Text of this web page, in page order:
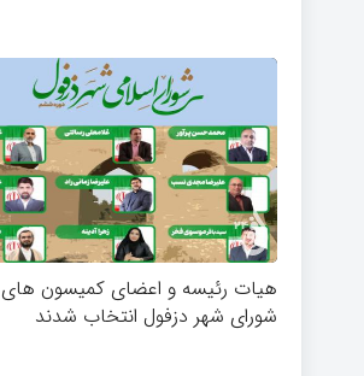
هیات رئیسه و اعضای کمیسون های
شورای شهر دزفول انتخاب شدند